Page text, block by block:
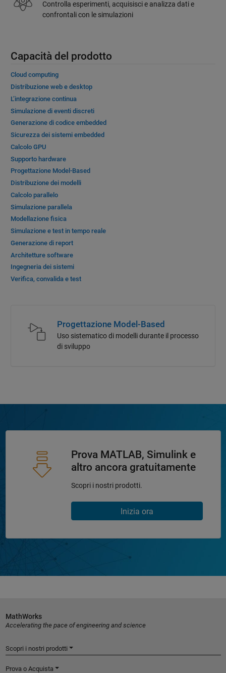
Controlla esperimenti, acquisisci e analizza dati e
confrontali con le simulazioni
Capacità del prodotto
Cloud computing
Distribuzione web e desktop
L’integrazione continua
Simulazione di eventi discreti
Generazione di codice embedded
Sicurezza dei sistemi embedded
Calcolo GPU
Supporto hardware
Progettazione Model-Based
Distribuzione dei modelli
Calcolo parallelo
Simulazione parallela
Modellazione fisica
Simulazione e test in tempo reale
Generazione di report
Architetture software
Ingegneria dei sistemi
Verifica, convalida e test
Progettazione Model-Based
Uso sistematico di modelli durante il processo
di sviluppo
Prova MATLAB, Simulink e
altro ancora gratuitamente
Scopri i nostri prodotti.
Inizia ora
MathWorks
Accelerating the pace of engineering and science
Scopri i nostri prodotti
Prova o Acquista